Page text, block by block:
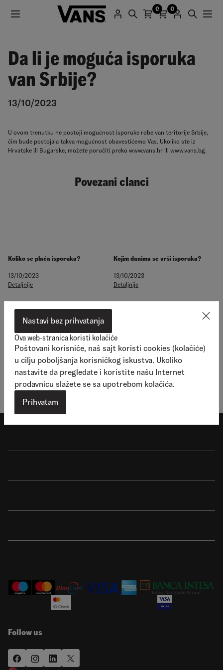
0 0
Da li je moguća isporuka
van Srbije?
13/10/2023
U ovom trenutku ne postoji mogućnost isporuke robe van teritorije Srbije,
čim bude postojala takva mogućnost obavestićemo Vas. Ukoliko ste iz
Hrvatske ili Bugarske, možete poručiti preko www.vans.hr ili www.vans.bg.
Povezani clanci
Koliko se plaća isporuka?
13/10/2023
Detaljnije
Kojim danima se vrši isporuka?
13/10/2023
Detaljnije
Koji je minimalni iznos za
poručivanje?
13/10/2023
Detaljnije
Follow us
Nastavi bez prihvatanja
Ova web-stranica koristi kolačiće
Poštovani korisniče, naš sajt koristi cookies (kolačiće)
u cilju poboljšanja korisničkog iskustva. Ukoliko
nastavite da pregledate i koristite našu Internet
prodavnicu slažete se sa upotrebom kolačića.
Prihvatam